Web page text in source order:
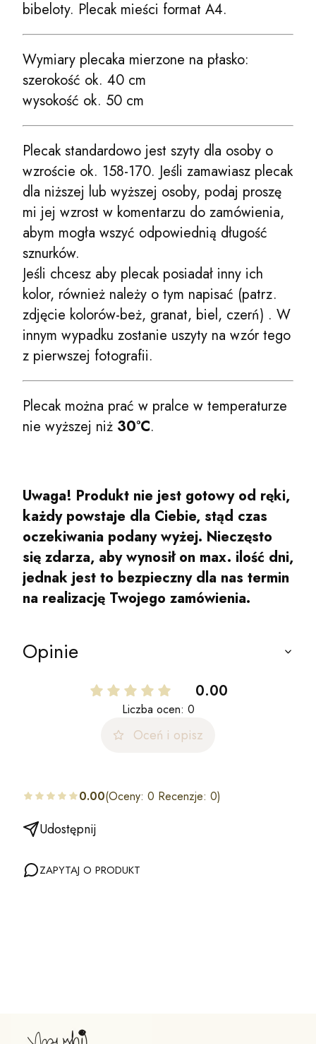
bibeloty. Plecak mieści format A4.
Wymiary plecaka mierzone na płasko:
szerokość ok. 40 cm
wysokość ok. 50 cm
Plecak standardowo jest szyty dla osoby o
wzroście ok. 158-170. Jeśli zamawiasz plecak
dla niższej lub wyższej osoby, podaj proszę
mi jej wzrost w komentarzu do zamówienia,
abym mogła wszyć odpowiednią długość
sznurków.
Jeśli chcesz aby plecak posiadał inny ich
kolor, również należy o tym napisać (patrz.
zdjęcie kolorów-beż, granat, biel, czerń) . W
innym wypadku zostanie uszyty na wzór tego
z pierwszej fotografii.
Plecak można prać w pralce w temperaturze
nie wyższej niż 30°C.
Uwaga! Produkt nie jest gotowy od ręki,
każdy powstaje dla Ciebie, stąd czas
oczekiwania podany wyżej. Nieczęsto
się zdarza, aby wynosił on max. ilość dni,
jednak jest to bezpieczny dla nas termin
na realizację Twojego zamówienia.
Opinie
0.00
Liczba ocen: 0
Oceń i opisz
0.00(Oceny: 0 Recenzje: 0)
Udostępnij
ZAPYTAJ O PRODUKT